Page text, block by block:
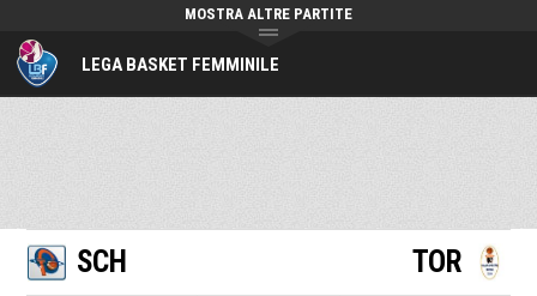
LEGA BASKET FEMMINILE
MOSTRA ALTRE PARTITE
SCH TOR